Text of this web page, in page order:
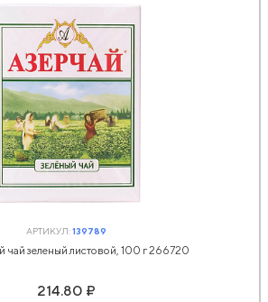
АРТИКУЛ:139789
чай зеленый листовой, 100 г 266720
214.80 ₽